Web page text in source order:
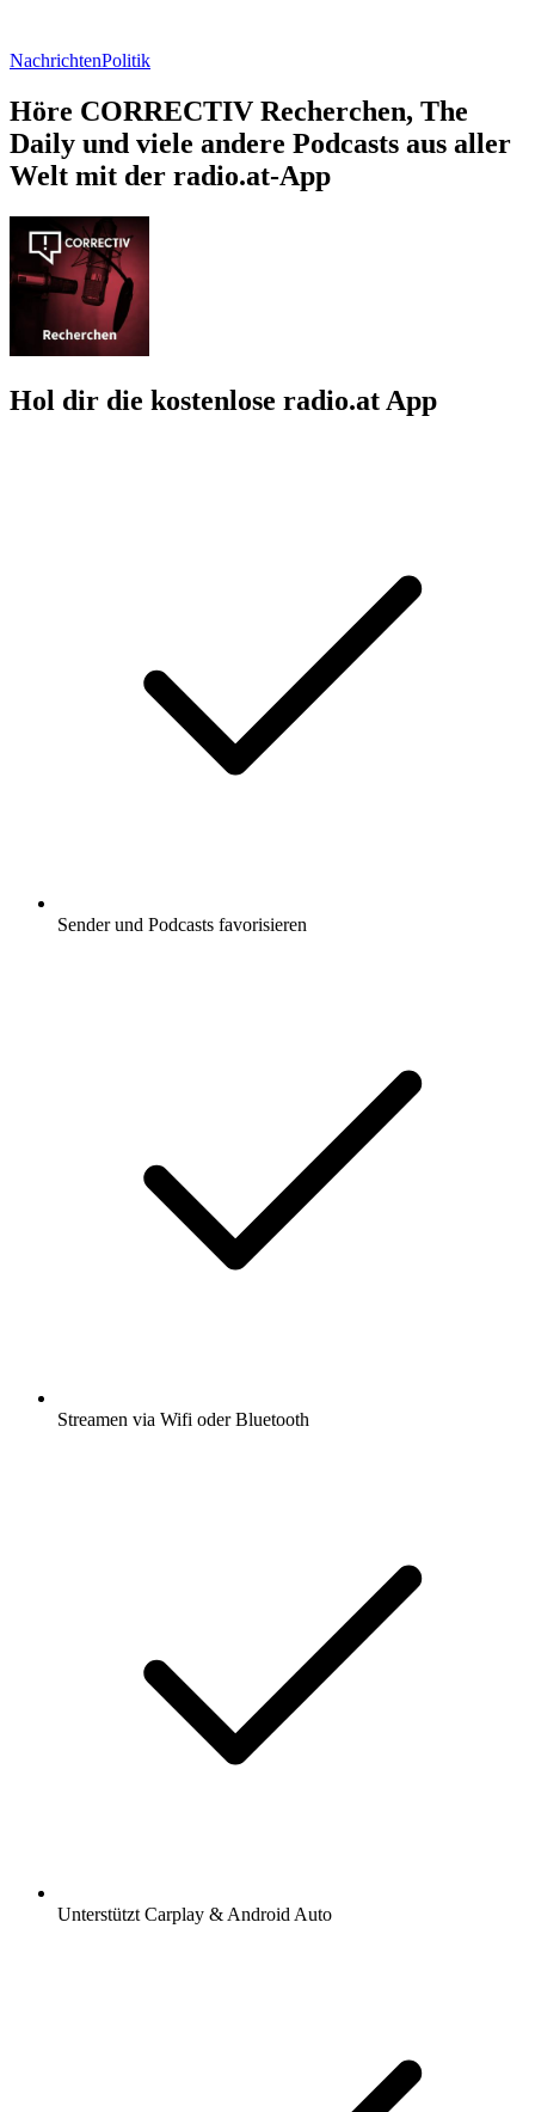
NachrichtenPolitik
Höre CORRECTIV Recherchen, The
Daily und viele andere Podcasts aus aller
Welt mit der radio.at-App
Hol dir die kostenlose radio.at App
Sender und Podcasts favorisieren
Streamen via Wifi oder Bluetooth
Unterstützt Carplay & Android Auto